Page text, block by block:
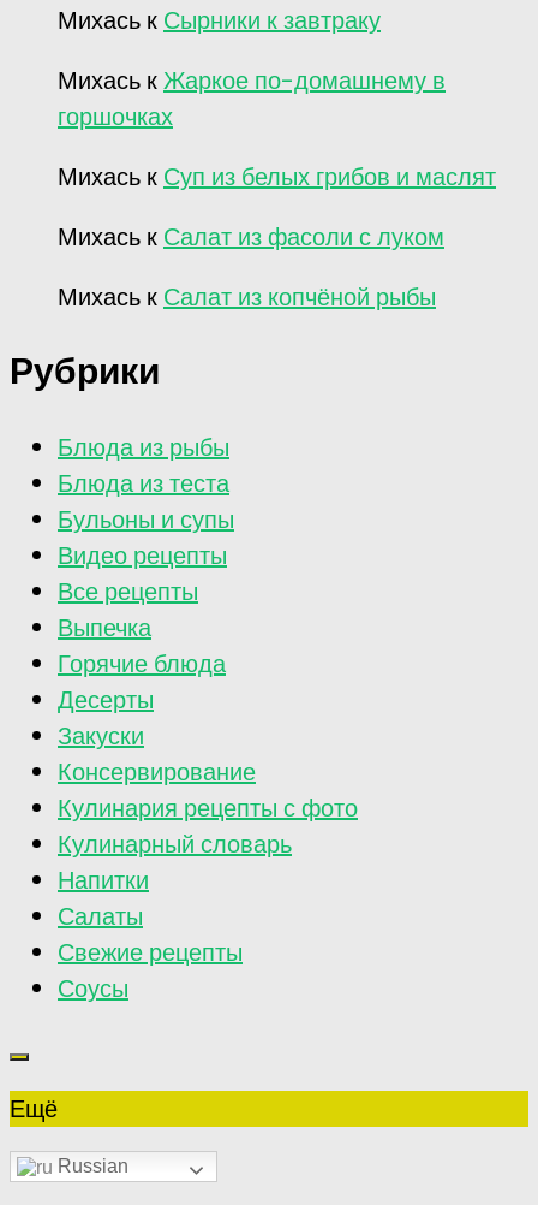
Михась к Сырники к завтраку
Михась кЖаркое по-домашнему в
горшочках
Михась к Суп из белых грибов и маслят
Михась к Салат из фасоли с луком
Михась к Салат из копчёной рыбы
Рубрики
Блюда из рыбы
Блюда из теста
Бульоны и супы
Видео рецепты
Все рецепты
Выпечка
Горячие блюда
Десерты
Закуски
Консервирование
Кулинария рецепты с фото
Кулинарный словарь
Напитки
Салаты
Свежие рецепты
Соусы
Ещё
Russian